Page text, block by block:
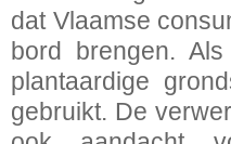
dat Vlaamse
bord brengen.
plantaardige
gebruikt. De